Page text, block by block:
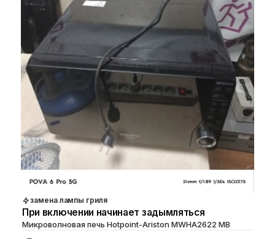
замена лампы гриля
При включении начинает задымляться
Микроволновая печь Hotpoint-Ariston MWHA2622 MB